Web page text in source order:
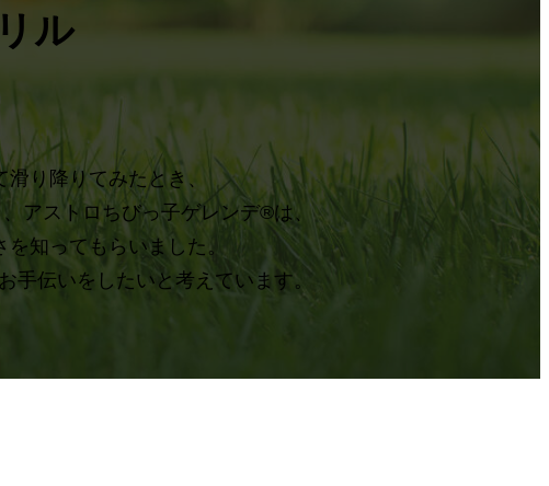
ル
り降りてみたとき、
アストロちびっ子ゲレンデ®は、
知ってもらいました。
伝いをしたいと考えています。